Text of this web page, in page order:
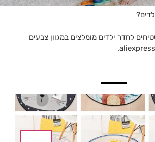
לחדר ילדים מומלצים במגוון צבעים